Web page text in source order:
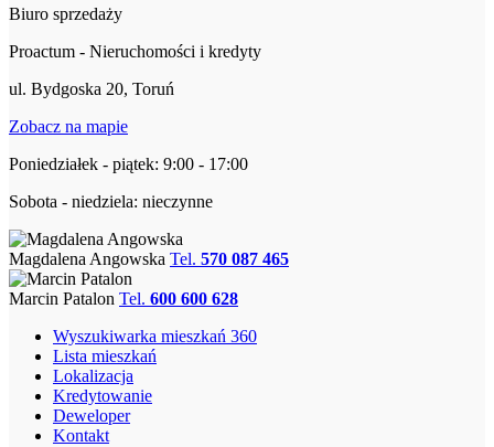
Biuro sprzedaży
Proactum - Nieruchomości i kredyty
ul. Bydgoska 20, Toruń
Zobacz na mapie
Poniedziałek - piątek: 9:00 - 17:00
Sobota - niedziela: nieczynne
Magdalena Angowska Tel. 570 087 465
Marcin Patalon Tel. 600 600 628
Wyszukiwarka mieszkań 360
Lista mieszkań
Lokalizacja
Kredytowanie
Deweloper
Kontakt